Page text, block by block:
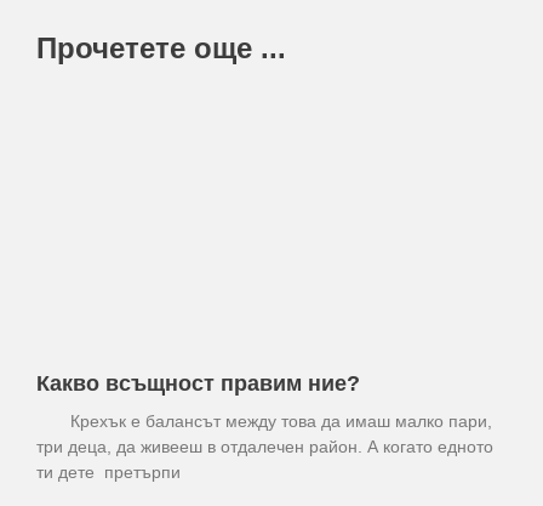
Прочетете още ...
Какво всъщност правим ние?
Крехък е балансът между това да имаш малко пари,
три деца, да живееш в отдалечен район. А когато едното
ти дете претърпи